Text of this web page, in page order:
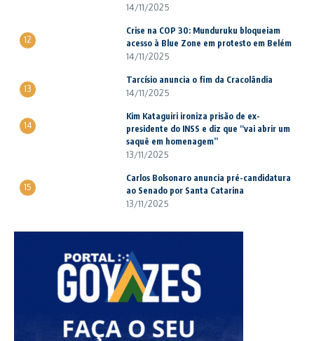
14/11/2025
12
Crise na COP 30: Munduruku bloqueiam
acesso à Blue Zone em protesto em Belém
14/11/2025
13
Tarcísio anuncia o fim da Cracolândia
14/11/2025
14
Kim Kataguiri ironiza prisão de ex-
presidente do INSS e diz que “vai abrir um
saquê em homenagem”
13/11/2025
15
Carlos Bolsonaro anuncia pré-candidatura
ao Senado por Santa Catarina
13/11/2025